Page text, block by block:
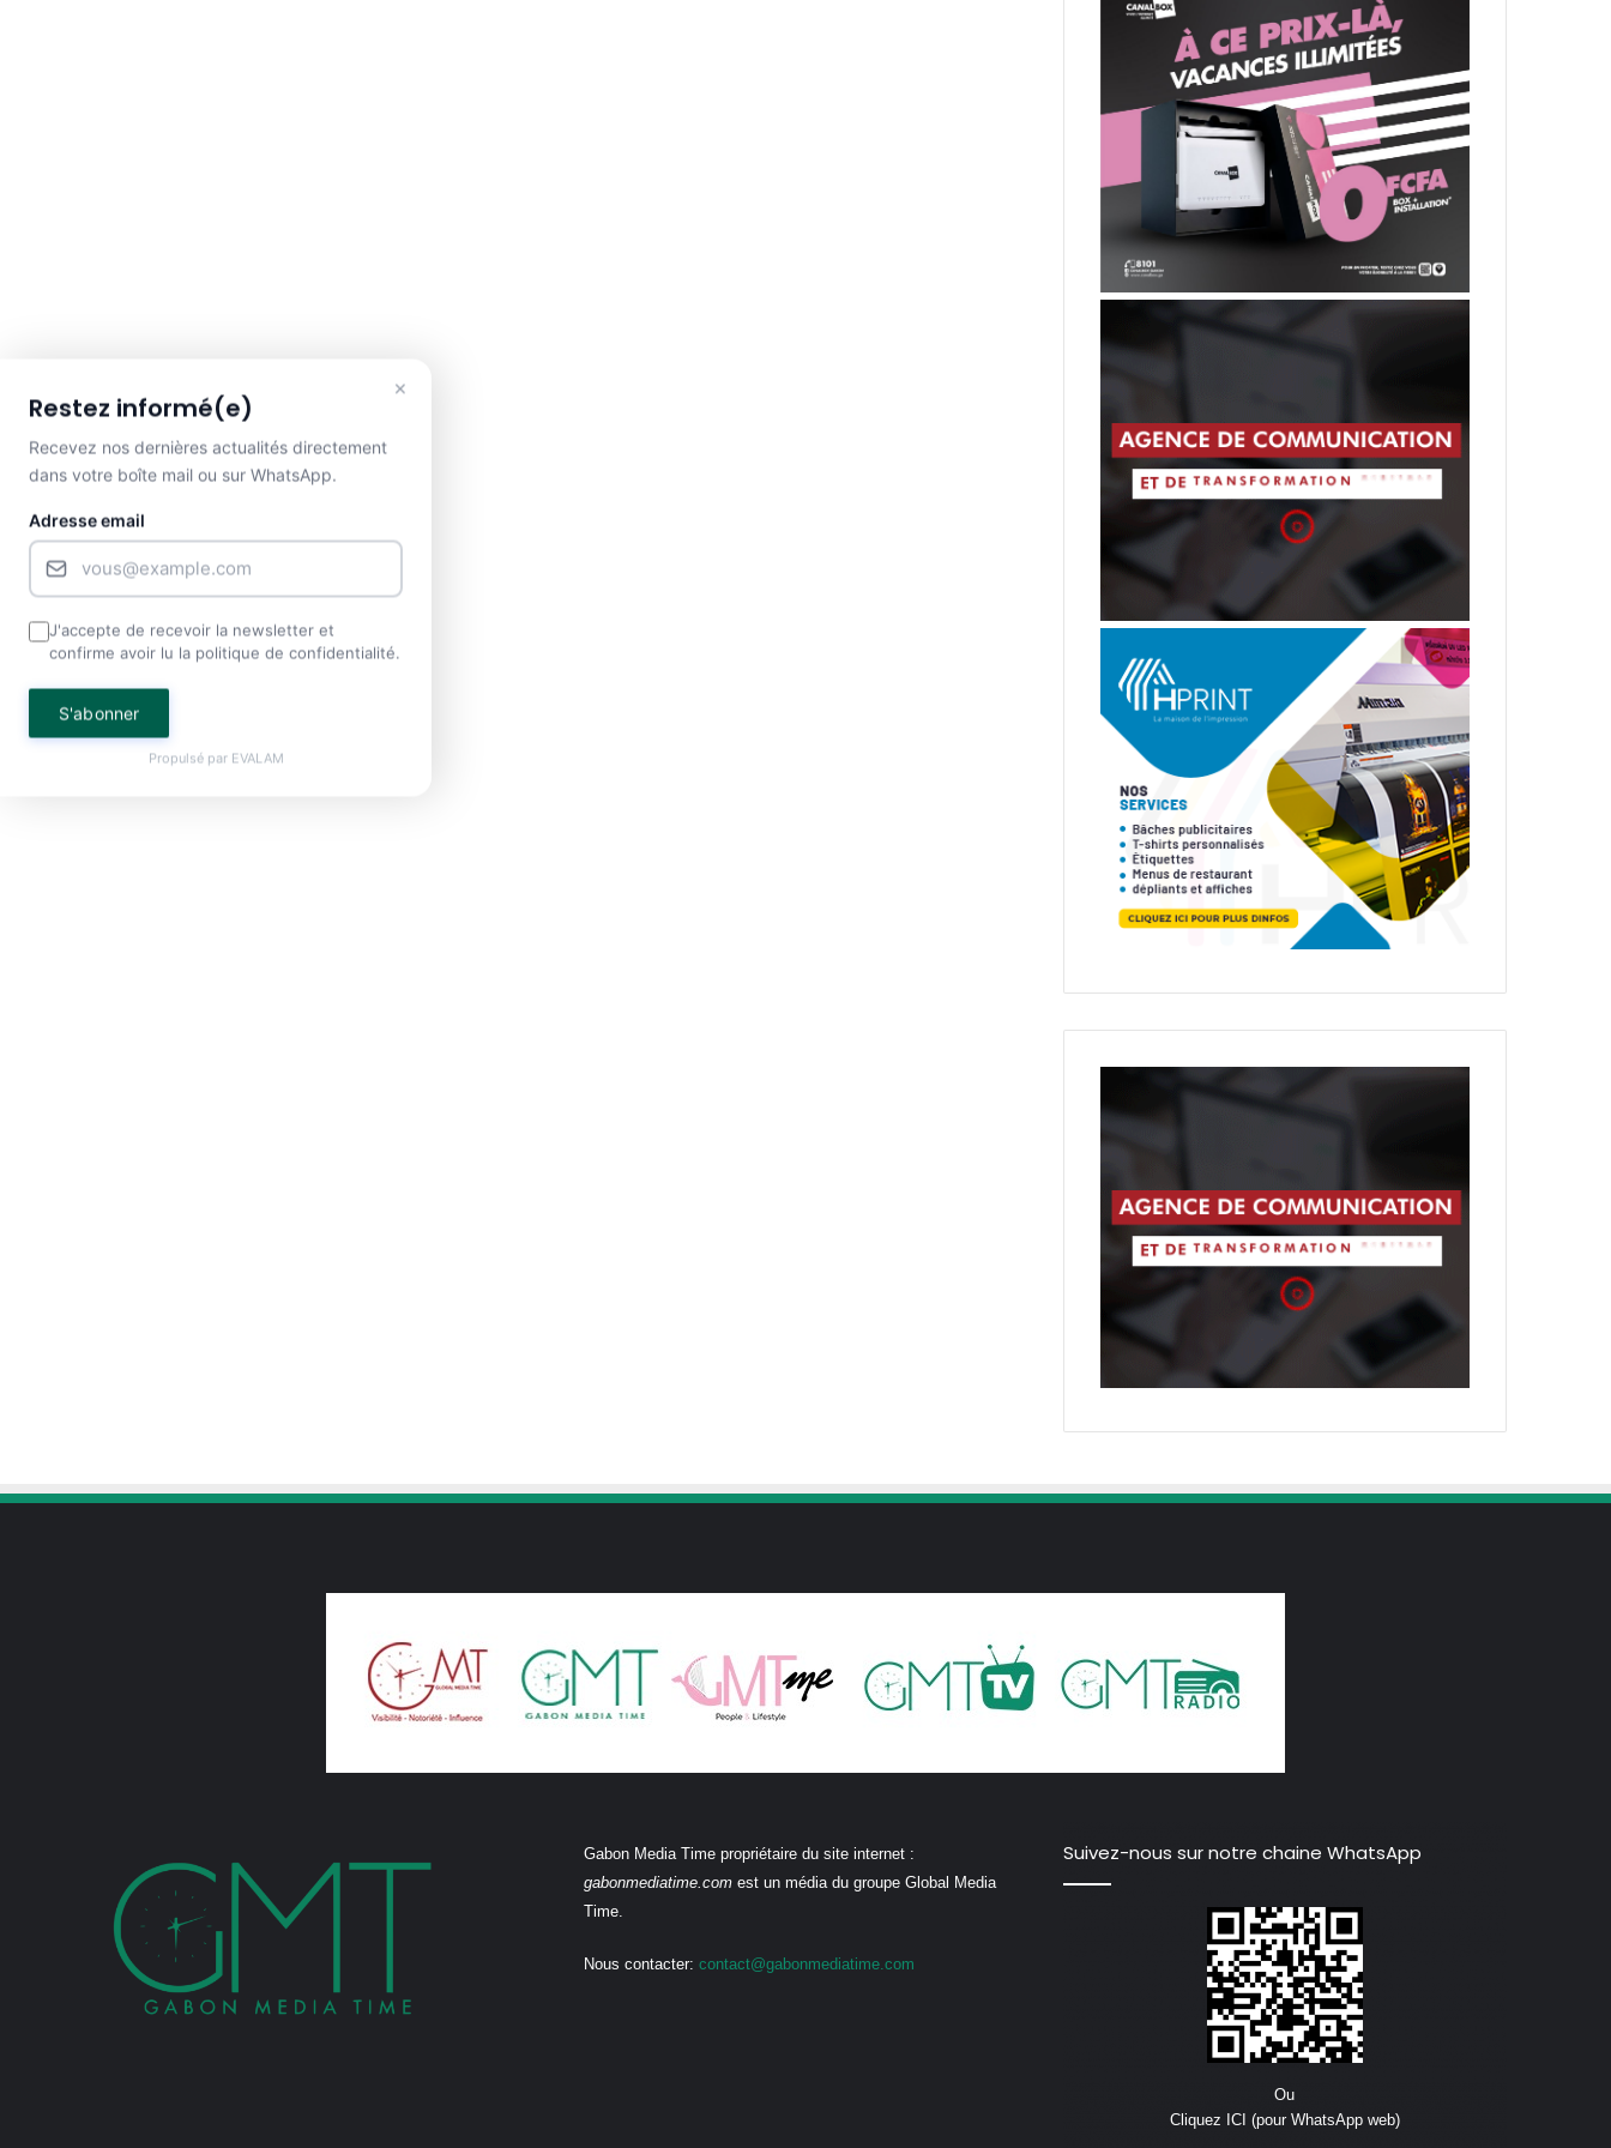
Gabon Media Time propriétaire du site internet :
gabonmediatime.comest un média du groupe Global Media
Time.
Nous contacter: contact@gabonmediatime.com
Suivez-nous sur notre chaine WhatsApp
Ou
Cliquez ICI (pour WhatsApp web)
×
Restez informé(e)
Recevez nos dernières actualités directement
dans votre boîte mail ou sur WhatsApp.
Adresse email
J'accepte de recevoir la newsletter et
confirme avoir lu la politique de confidentialité.
S'abonner
Propulsé par EVALAM